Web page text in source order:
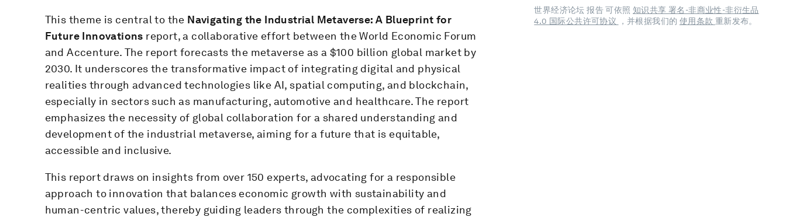
This theme is central to the Navigating the Industrial Metaverse: A Blueprint for
Future Innovations report, a collaborative effort between the World Economic Forum
and Accenture. The report forecasts the metaverse as a $100 billion global market by
2030. It underscores the transformative impact of integrating digital and physical
realities through advanced technologies like AI, spatial computing, and blockchain,
especially in sectors such as manufacturing, automotive and healthcare. The report
emphasizes the necessity of global collaboration for a shared understanding and
development of the industrial metaverse, aiming for a future that is equitable,
accessible and inclusive.
This report draws on insights from over 150 experts, advocating for a responsible
approach to innovation that balances economic growth with sustainability and
human-centric values, thereby guiding leaders through the complexities of realizing
世界经济论坛 报告 可依照 知识共享 署名-非商业性-非衍生品
4.0 国际公共许可协议
，并根据我们的 使用条款 重新发布。